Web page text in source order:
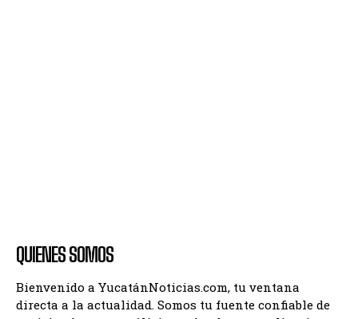
QUIENES SOMOS
Bienvenido a YucatánNoticias.com, tu ventana
directa a la actualidad. Somos tu fuente confiable de